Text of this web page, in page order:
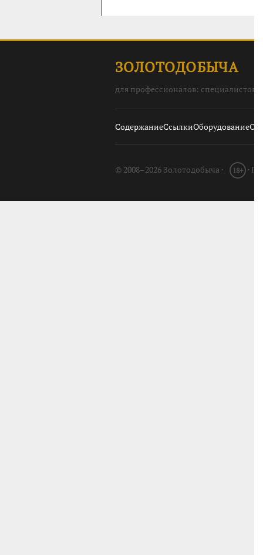
ЗОЛОТОДОБЫЧА
для профессионалов: специалистов,
СодержаниеСсылкиОборудованиеО
© 2008–2026 Золотодобыча · 18+ ·